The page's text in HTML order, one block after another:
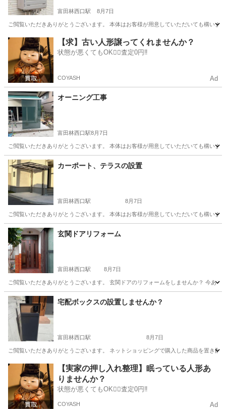
富田林西口駅 8月7日
ご閲覧いただきありがとうございます。 本体はお客様が用意していただいても構い
大阪 富田林市 富田林西口駅 その他 給湯器
【求】古い人形譲ってくれませんか？
状態が悪くてもOK🙆‍♀️査定0円‼️
COYASH Ad
オーニング工事
富田林西口駅8月7日
ご閲覧いただきありがとうございます。 本体はお客様が用意していただいても構い
大阪 富田林市 富田林西口駅 リフォーム
カーポート、テラスの設置
富田林西口駅 8月7日
ご閲覧いただきありがとうございます。 本体はお客様が用意していただいても構い
大阪 富田林市 富田林西口駅 リフォーム
玄関ドアリフォーム
富田林西口駅 8月7日
ご閲覧いただきありがとうございます。 玄関ドアのリフォームをしませんか？ 今あ
大阪 富田林市 富田林西口駅 その他 給湯器
宅配ボックスの設置しませんか？
富田林西口駅 8月7日
ご閲覧いただきありがとうございます。 ネットショッピングで購入した商品を置き
大阪 富田林市 富田林西口駅 その他 タイプ
【実家の押し入れ整理】眠っている人形あ
りませんか？
状態が悪くてもOK🙆‍♀️査定0円‼️
COYASH Ad